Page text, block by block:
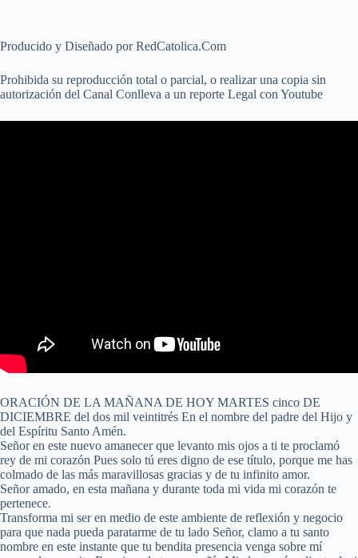
Producido y Diseñado por RedCatolica.Com
Prohibida su reproducción total o parcial, o realizar una copia sin
autorización del Canal Conlleva a un reporte Legal con Youtube
ORACIÓN DE LA MAÑANA DE HOY MARTES cinco DE
DICIEMBRE del dos mil veintitrés En el nombre del padre del Hijo y
del Espíritu Santo Amén.
Señor en este nuevo amanecer que levanto mis ojos a ti te proclamó
rey de mi corazón Pues solo tú eres digno de ese título, porque me has
colmado de las más maravillosas gracias y de tu infinito amor.
Señor amado, en esta mañana y durante toda mi vida mi corazón te
pertenece.
Transforma mi ser en medio de este ambiente de reflexión y negocio
para que nada pueda paratarme de tu lado Señor, clamo a tu santo
nombre en este instante que tu bendita presencia venga sobre mí